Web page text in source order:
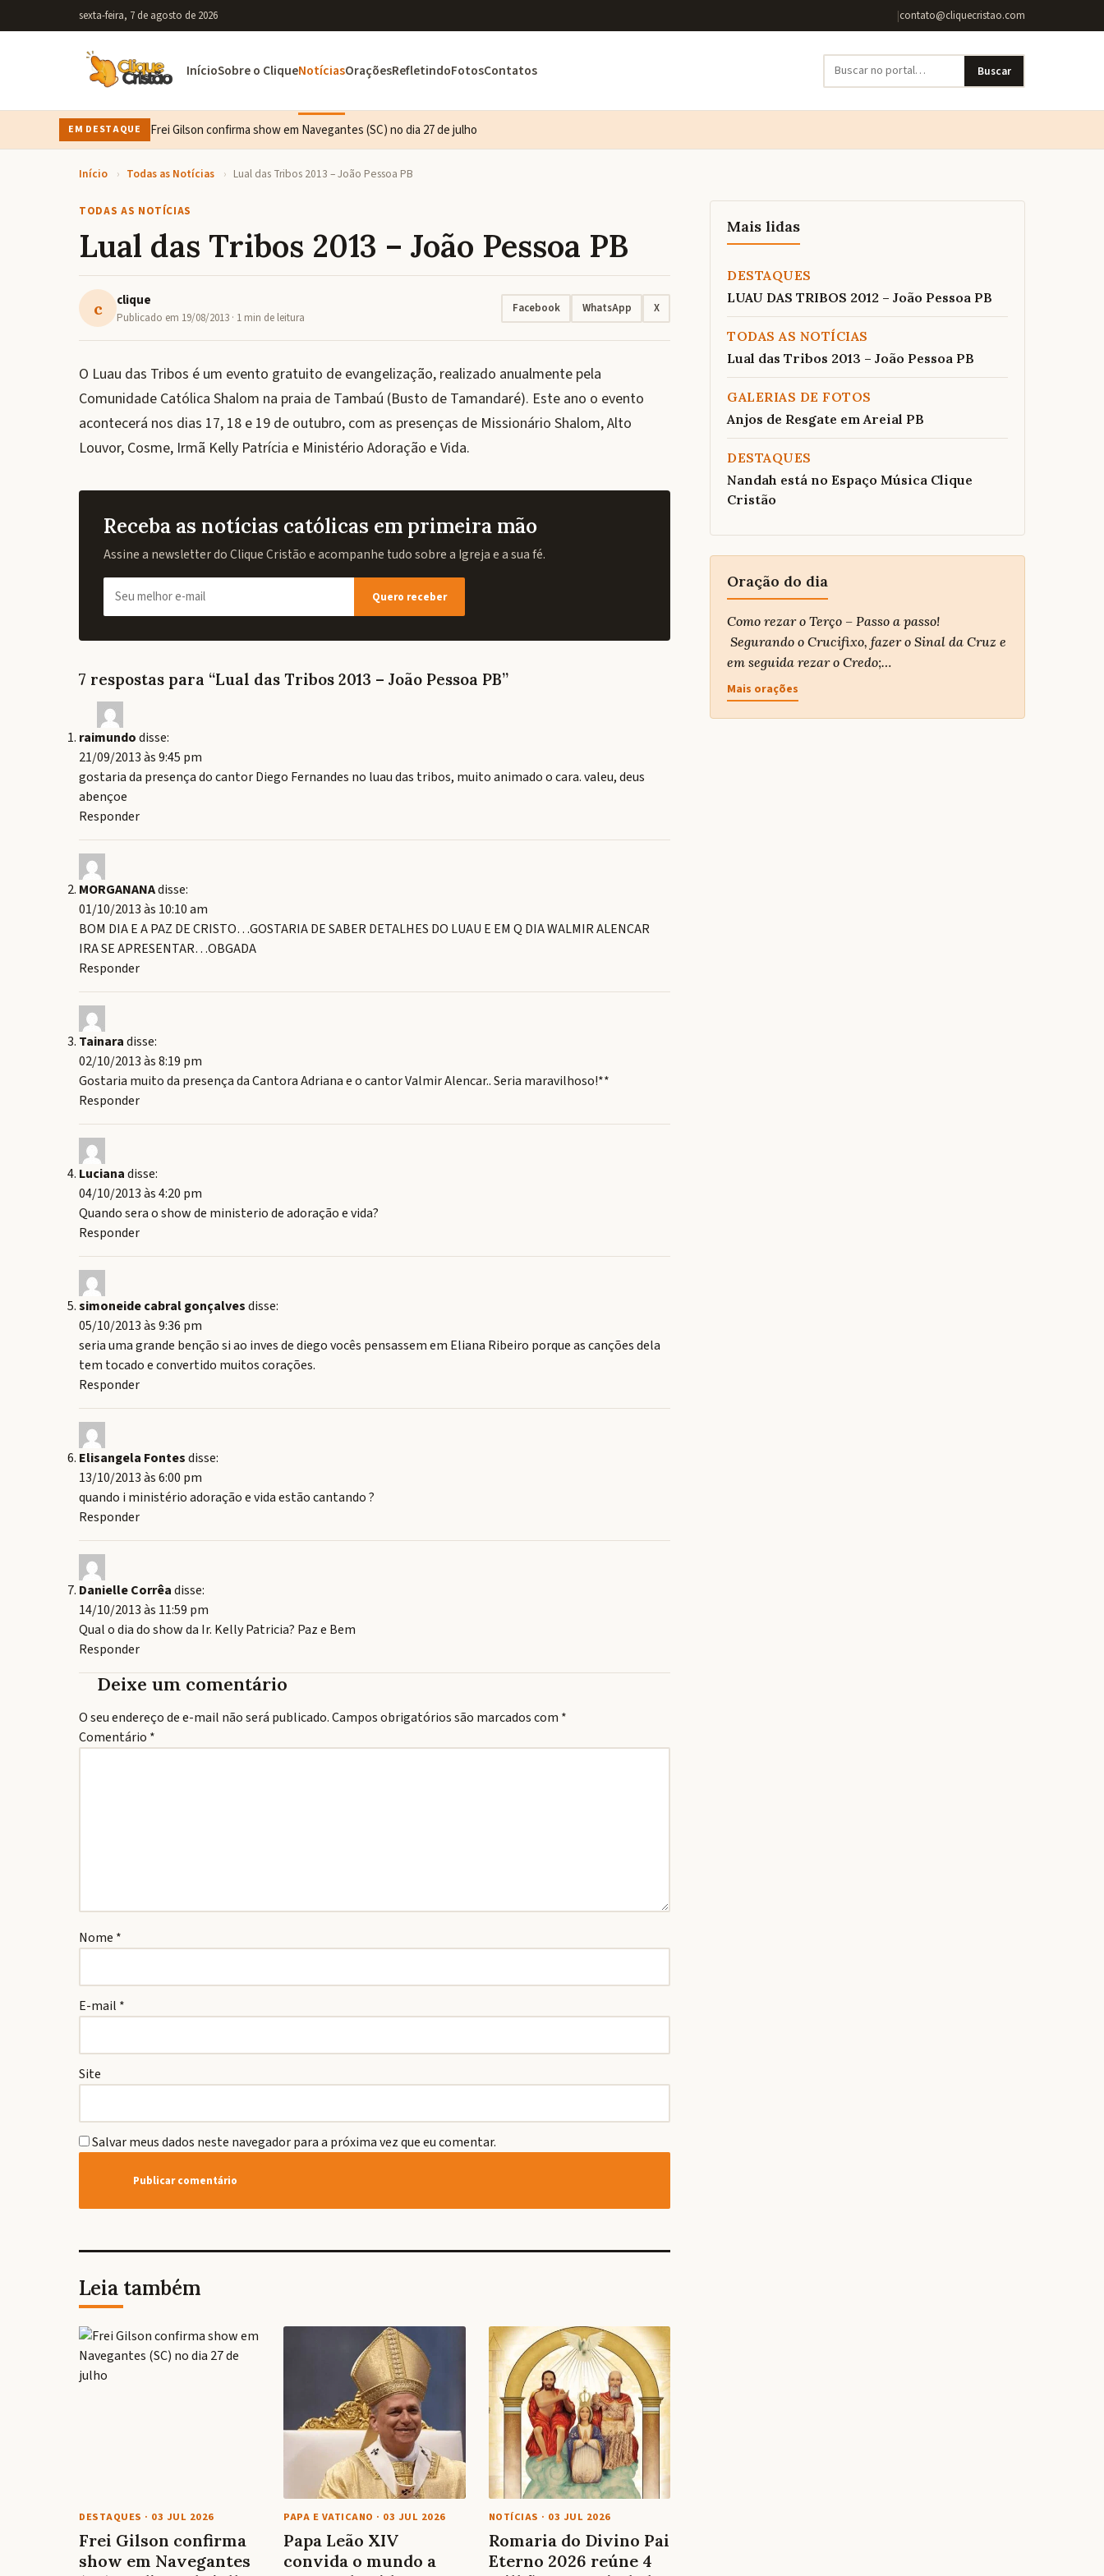
sexta-feira, 7 de agosto de 2026 |contato@cliquecristao.com
InícioSobre o CliqueNotíciasOraçõesRefletindoFotosContatos Buscar
EM DESTAQUE Frei Gilson confirma show em Navegantes (SC) no dia 27 de julho
Início › Todas as Notícias › Lual das Tribos 2013 – João Pessoa PB
TODAS AS NOTÍCIAS
Lual das Tribos 2013 – João Pessoa PB
c clique
Publicado em 19/08/2013 · 1 min de leitura
Facebook WhatsApp X
O Luau das Tribos é um evento gratuito de evangelização, realizado anualmente pela
Comunidade Católica Shalom na praia de Tambaú (Busto de Tamandaré). Este ano o evento
acontecerá nos dias 17, 18 e 19 de outubro, com as presenças de Missionário Shalom, Alto
Louvor, Cosme, Irmã Kelly Patrícia e Ministério Adoração e Vida.
Receba as notícias católicas em primeira mão
Assine a newsletter do Clique Cristão e acompanhe tudo sobre a Igreja e a sua fé.
Quero receber
7 respostas para “Lual das Tribos 2013 – João Pessoa PB”
raimundodisse:
21/09/2013 às 9:45 pm
gostaria da presença do cantor Diego Fernandes no luau das tribos, muito animado o cara. valeu, deus
abençoe
Responder
MORGANANAdisse:
01/10/2013 às 10:10 am
BOM DIA E A PAZ DE CRISTO…GOSTARIA DE SABER DETALHES DO LUAU E EM Q DIA WALMIR ALENCAR
IRA SE APRESENTAR…OBGADA
Responder
Tainaradisse:
02/10/2013 às 8:19 pm
Gostaria muito da presença da Cantora Adriana e o cantor Valmir Alencar.. Seria maravilhoso!**
Responder
Lucianadisse:
04/10/2013 às 4:20 pm
Quando sera o show de ministerio de adoração e vida?
Responder
simoneide cabral gonçalvesdisse:
05/10/2013 às 9:36 pm
seria uma grande benção si ao inves de diego vocês pensassem em Eliana Ribeiro porque as canções dela
tem tocado e convertido muitos corações.
Responder
Elisangela Fontesdisse:
13/10/2013 às 6:00 pm
quando i ministério adoração e vida estão cantando ?
Responder
Danielle Corrêadisse:
14/10/2013 às 11:59 pm
Qual o dia do show da Ir. Kelly Patricia? Paz e Bem
Responder
Deixe um comentário
O seu endereço de e-mail não será publicado.Campos obrigatórios são marcados com *
Comentário *
Nome *
E-mail *
Site
Salvar meus dados neste navegador para a próxima vez que eu comentar.
Leia também
DESTAQUES · 03 JUL 2026
Frei Gilson confirma
show em Navegantes
PAPA E VATICANO · 03 JUL 2026
Papa Leão XIV
convida o mundo a
NOTÍCIAS · 03 JUL 2026
Romaria do Divino Pai
Eterno 2026 reúne 4
Mais lidas
DESTAQUES
LUAU DAS TRIBOS 2012 – João Pessoa PB
TODAS AS NOTÍCIAS
Lual das Tribos 2013 – João Pessoa PB
GALERIAS DE FOTOS
Anjos de Resgate em Areial PB
DESTAQUES
Nandah está no Espaço Música Clique
Cristão
Oração do dia
Como rezar o Terço – Passo a passo!
Segurando o Crucifixo, fazer o Sinal da Cruz e
em seguida rezar o Credo;…
Mais orações